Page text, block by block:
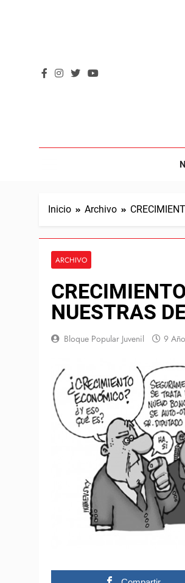
Inicio Archivo
ARCHIVO
NUESTRAS
Bloque Popular Juvenil 9